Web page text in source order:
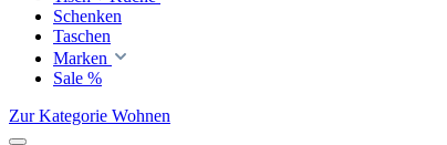
Schenken
Taschen
Marken
Sale %
Zur Kategorie Wohnen